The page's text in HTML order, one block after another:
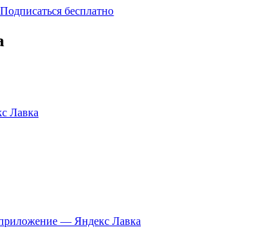
Подписаться бесплатно
Лавка
приложение — Яндекс Лавка